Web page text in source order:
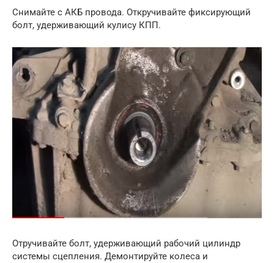
Снимайте с АКБ провода. Откручивайте фиксирующий
болт, удерживающий кулису КПП.
Отручивайте болт, удерживающий рабочий цилиндр
системы сцепления. Демонтируйте колеса и